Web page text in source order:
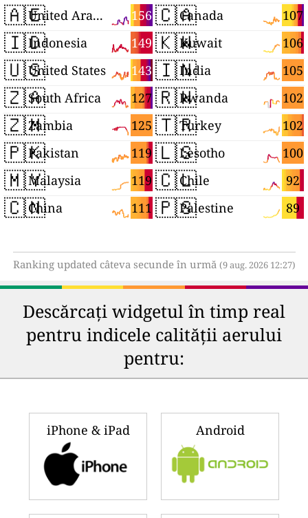
🇦🇪 156
United Arab Emirates
🇮🇩 149
Indonesia
🇺🇸 143
United States
🇿🇦 127
South Africa
🇿🇲 125
Zambia
🇵🇰 119
Pakistan
🇲🇾 119
Malaysia
🇨🇳 111
China
🇨🇦 107
Canada
🇰🇼 106
Kuwait
🇮🇳 105
India
🇷🇼 102
Rwanda
🇹🇷 102
Turkey
🇱🇸 100
Lesotho
🇨🇱 92
Chile
🇵🇸 89
Palestine
Ranking updated câteva secunde în urmă (9 aug. 2026 12:27)
Descărcați widgetul în timp real
pentru indicele calității aerului
pentru:
iPhone & iPad Android